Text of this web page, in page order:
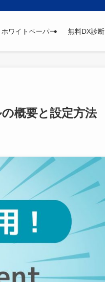
ホワイトペーパー 無料DX診断
概要と設定方法